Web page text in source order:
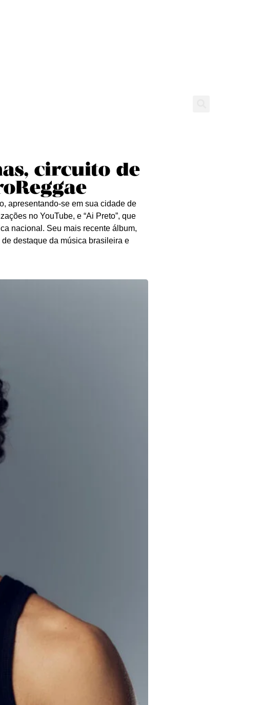
circuito de
apresentando-se em sua cidade de
no YouTube, e “Ai Preto”, que
nacional. Seu mais recente álbum,
destaque da música brasileira e